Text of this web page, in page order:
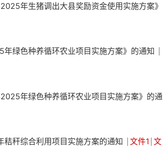
年生猪调出大县奖励资金使用实施方案》
绿色种养循环农业项目实施方案》的通知
年绿色种养循环农业项目实施方案》的通
秆综合利用项目实施方案的通知 文件1 文